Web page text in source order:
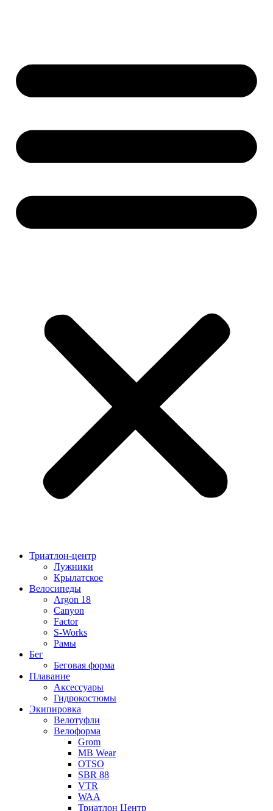
Триатлон-центр
Лужники
Крылатское
Велосипеды
Argon 18
Canyon
Factor
S-Works
Рамы
Бег
Беговая форма
Плавание
Аксессуары
Гидрокостюмы
Экипировка
Велотуфли
Велоформа
Grom
MB Wear
OTSO
SBR 88
VTR
WAA
Триатлон Центр